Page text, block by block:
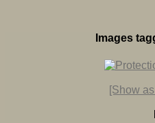
Images
[Show